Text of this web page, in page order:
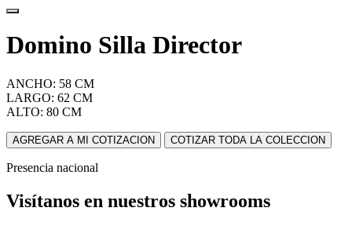
Domino Silla Director
ANCHO: 58 CM
LARGO: 62 CM
ALTO: 80 CM
AGREGAR A MI COTIZACION COTIZAR TODA LA COLECCION
Presencia nacional
Visítanos en nuestros showrooms